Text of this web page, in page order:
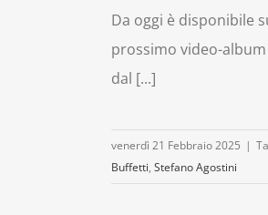
Da oggi è disponibile
prossimo video-
dal [...]
venerdì 21 Febbraio 2025 |
Buffetti, Stefano Agostini